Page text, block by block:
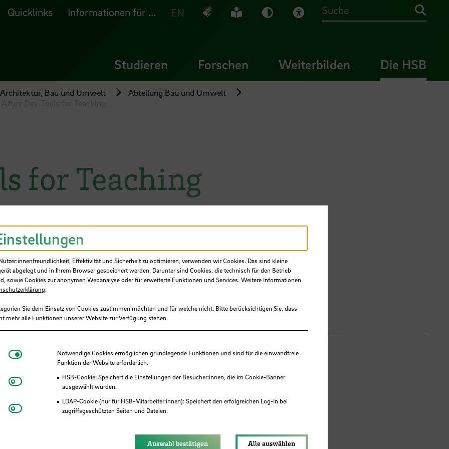
Quicklinks Informationen für ... EN Deutsche Gebärdensprache
Leichte Sprache
Dunkel-Modus
Visuelle Hilfe
Suche
Studieren Forschen Weiterbilden Die HSB
Bau und Umwelt
Abteilung Bau und Umwelt
for Teaching
und Umwelt können ausgewählte Microsoft-Software
des sogenannten "Azure Dev Tools for Teaching"-
Tools for Teaching"-Programm ist, dass die Nutzung der
Ausbildung, Forschung und/oder Entwicklung
Konto nötig. Dieses muss während der Registrierung
(Bestätigungslink).
Effektivität und Sicherheit zu optimieren, verwenden wir Cookies. Das sind kleine
abgelegt und in Ihrem Browser gespeichert werden. Darunter sind Cookies, die technisch für den Betrieb
sowie Cookies zur anonymen Webanalyse oder für erweiterte Funktionen und Services. Weitere Informationen
.
Sie dem Einsatz von Cookies zustimmen möchten und für welche nicht. Bitte berücksichtigen Sie, dass
mehr alle Funktionen unserer Website zur Verfügung stehen.
Notwendige CookiesNotwendige Cookies ermöglichen grundlegende Funktionen und sind für die einwandfreie
Funktion der Website erforderlich.
HSB-Cookie: Speichert die Einstellungen der Besucher:innen, die im Cookie-Banner
ausgewählt wurden.
LDAP-Cookie (nur für HSB-Mitarbeiter:innen): Speichert den erfolgreichen Log-In bei
zugriffsgeschützten Seiten und Dateien.
Matomo
Youtube
Auswahl bestätigen Alle auswählen